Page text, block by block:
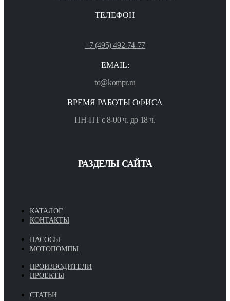
ТЕЛЕФОН
+7 (495) 492-74-77
EMAIL:
to@kompr.ru
ВРЕМЯ РАБОТЫ ОФИСА
ПН-ПТ с 8-00 ч. до 18 ч.
РАЗДЕЛЫ САЙТА
КАТАЛОГ
КОНТАКТЫ
НАСОСЫ
МОТОПОМПЫ
ПРОИЗВОДИТЕЛИ
ПРОЕКТЫ
СТАТЬИ